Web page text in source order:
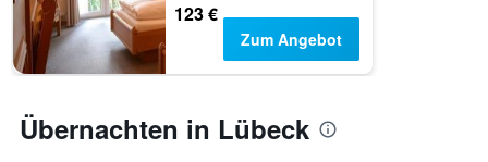
123 €
Zum Angebot
Übernachten in Lübeck